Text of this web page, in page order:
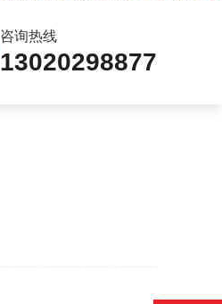
咨询热线
13020298877